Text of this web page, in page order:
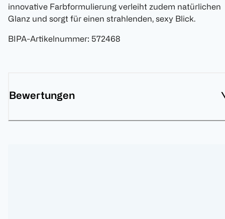
innovative Farbformulierung verleiht zudem natürlichen
Glanz und sorgt für einen strahlenden, sexy Blick.
BIPA-Artikelnummer: 572468
Bewertungen